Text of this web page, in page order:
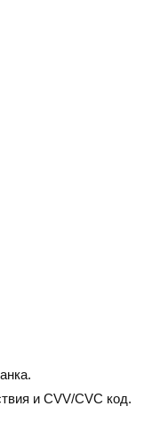
и CVV/CVC код.